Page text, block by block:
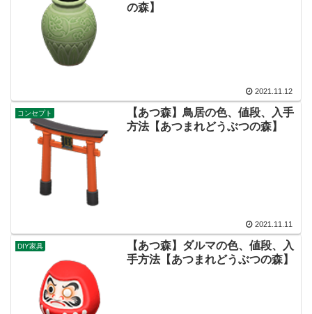
の森】
2021.11.12
コンセプト
【あつ森】鳥居の色、値段、入手
方法【あつまれどうぶつの森】
2021.11.11
DIY家具
【あつ森】ダルマの色、値段、入
手方法【あつまれどうぶつの森】